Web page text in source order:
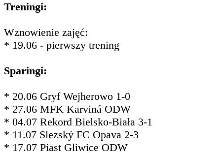
Treningi:
Wznowienie zajęć:
* 19.06 - pierwszy trening
Sparingi:
* 20.06 Gryf Wejherowo 1-0
* 27.06 MFK Karviná ODW
* 04.07 Rekord Bielsko-Biała 3-1
* 11.07 Slezský FC Opava 2-3
* 17.07 Piast Gliwice ODW